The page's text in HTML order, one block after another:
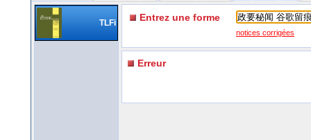
TLFi Entrez une forme
notices corrigées
Erreur